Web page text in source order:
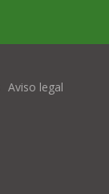
Aviso legal